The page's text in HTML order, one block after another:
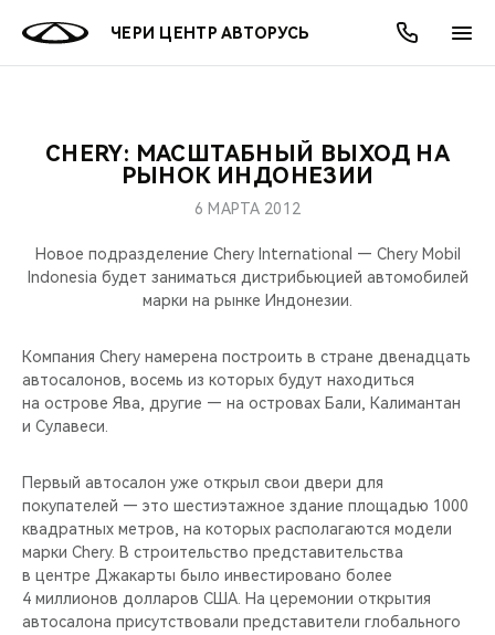
ЧЕРИ ЦЕНТР АВТОРУСЬ
МОДЕЛИ
КРОССОВЕРЫ
СЕДАНЫ
НОВИНКИ
ПОКУПАТЕЛЯМ
КРЕДИТ И СТРАХОВАНИЕ
ВЛАДЕЛЬЦАМ
ЗАПЧАСТИ И АКСЕССУАРЫ
CHERY CONNECT
МИР CHERY
О БРЕНДЕ
ЛЮДИ CHERY
CHERY REMOTE
CHERY И СПОРТ
НАШИ МЕРОПРИЯТИЯ
АКЦИИ
ОНЛАЙН СЕРВИСЫ
КРЕДИТ
О КОМПАНИИ
МЫ В СОЦСЕТЯХ
CHERY: МАСШТАБНЫЙ ВЫХОД НА
РЫНОК ИНДОНЕЗИИ
6 МАРТА 2012
Новое подразделение Chery International — Chery Mobil
Indonesia будет заниматься дистрибьюцией автомобилей
марки на рынке Индонезии.
Компания Chery намерена построить в стране двенадцать
автосалонов, восемь из которых будут находиться
на острове Ява, другие — на островах Бали, Калимантан
и Сулавеси.
Первый автосалон уже открыл свои двери для
покупателей — это шестиэтажное здание площадью 1000
квадратных метров, на которых располагаются модели
марки Chery. В строительство представительства
в центре Джакарты было инвестировано более
4 миллионов долларов США. На церемонии открытия
автосалона присутствовали представители глобального